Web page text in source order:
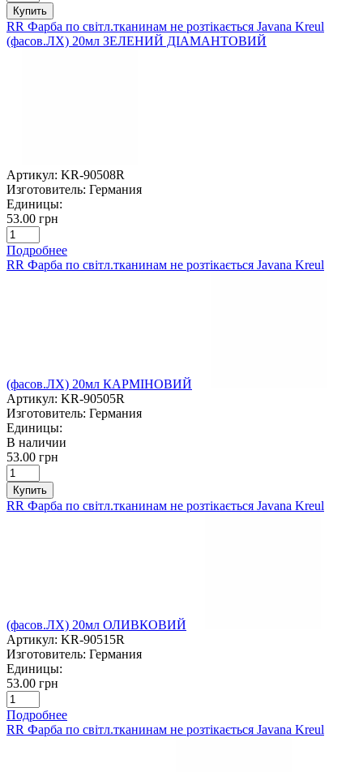
Купить
RR Фарба по світл.тканинам не розтікається Javana Kreul
(фасов.ЛХ) 20мл ЗЕЛЕНИЙ ДІАМАНТОВИЙ
Артикул: KR-90508R
Изготовитель: Германия
Единицы:
53.00 грн
Подробнее
RR Фарба по світл.тканинам не розтікається Javana Kreul
(фасов.ЛХ) 20мл КАРМІНОВИЙ
Артикул: KR-90505R
Изготовитель: Германия
Единицы:
В наличии
53.00 грн
Купить
RR Фарба по світл.тканинам не розтікається Javana Kreul
(фасов.ЛХ) 20мл ОЛИВКОВИЙ
Артикул: KR-90515R
Изготовитель: Германия
Единицы:
53.00 грн
Подробнее
RR Фарба по світл.тканинам не розтікається Javana Kreul